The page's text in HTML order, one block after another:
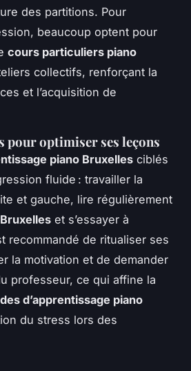
des partitions. Pour
beaucoup optent pour
cours particuliers piano
collectifs, renforçant la
et l’acquisition de
pour optimiser ses leçons
piano Bruxelles ciblés
fluide : travailler la
et gauche, lire régulièrement
et s’essayer à
recommandé de ritualiser ses
la motivation et de demander
professeur, ce qui affine la
d’apprentissage piano
du stress lors des